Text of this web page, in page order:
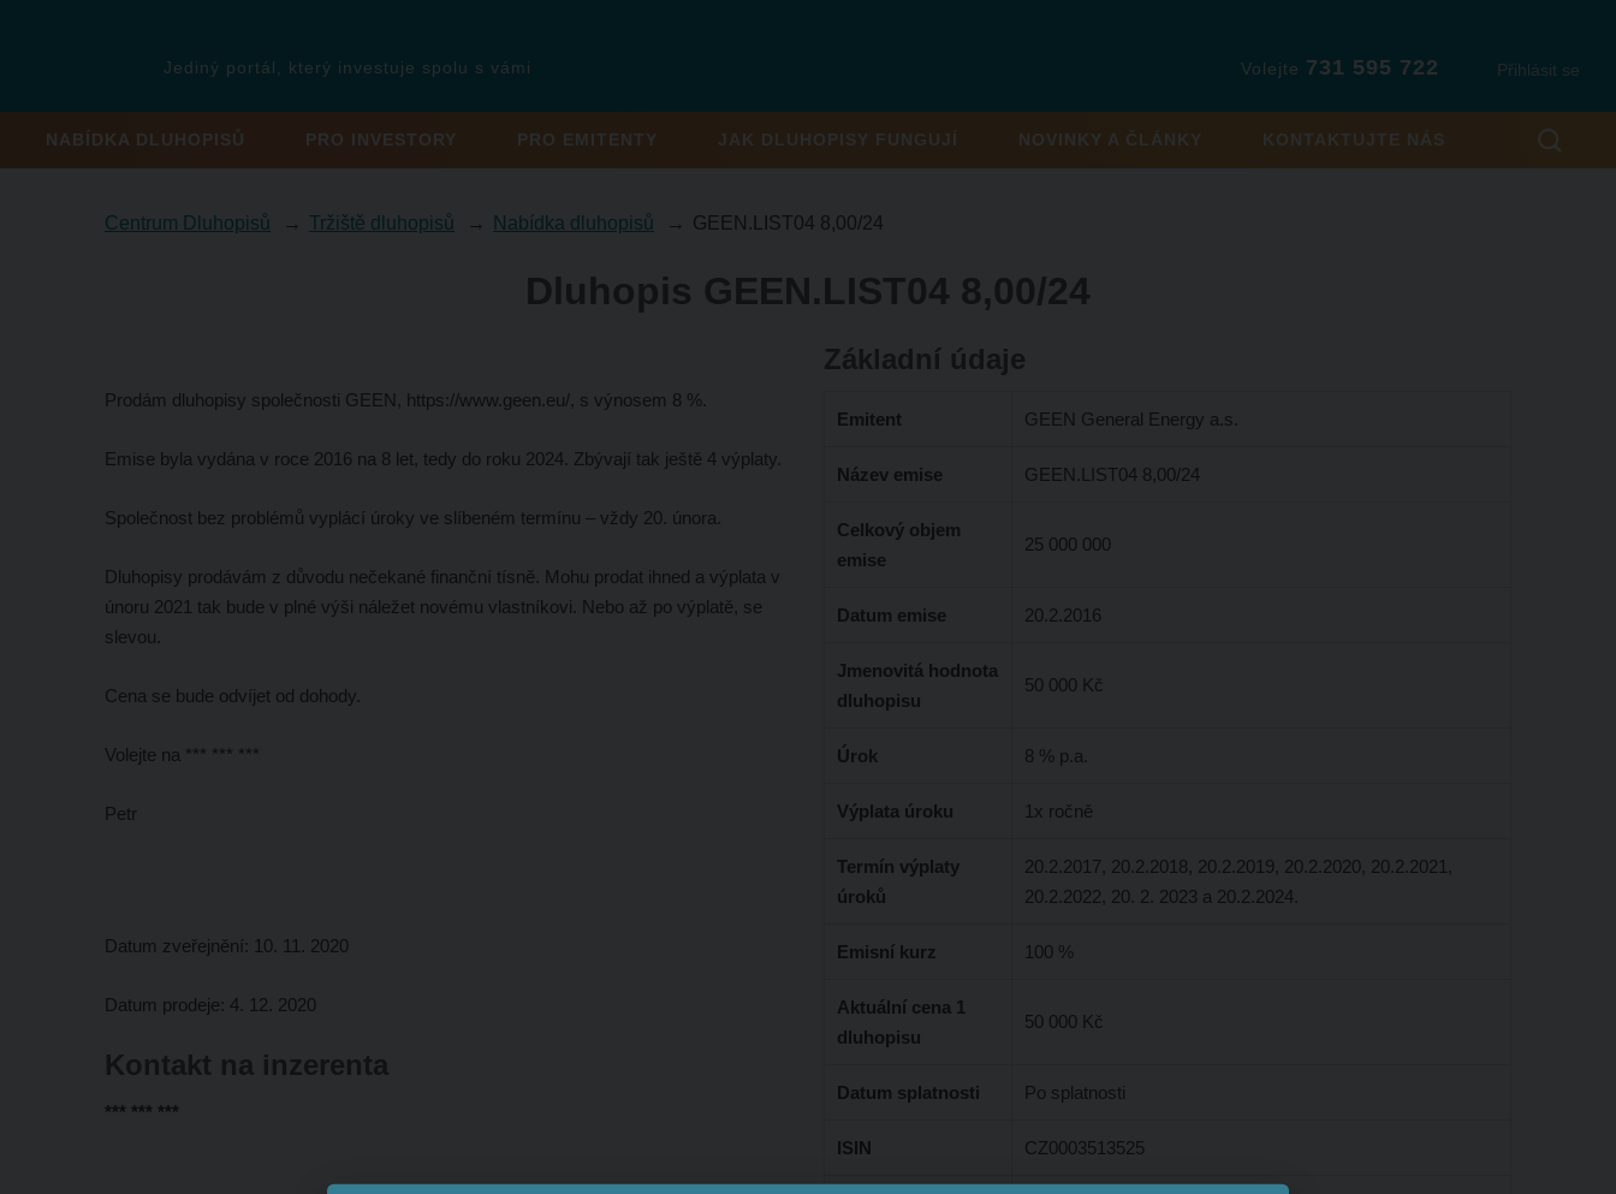
Jediný portál, který investuje spolu s vámi Přihlásit se
Volejte 731 595 722
NABÍDKA DLUHOPISŮ PRO INVESTORY PRO EMITENTY JAK DLUHOPISY FUNGUJÍ NOVINKY A ČLÁNKY KONTAKTUJTE NÁS
Centrum Dluhopisů Tržiště dluhopisů Nabídka dluhopisů GEEN.LIST04 8,00/24
Dluhopis GEEN.LIST04 8,00/24
Prodám dluhopisy společnosti GEEN, https://www.geen.eu/, s výnosem 8 %.
Emise byla vydána v roce 2016 na 8 let, tedy do roku 2024. Zbývají tak ještě 4 výplaty.
Společnost bez problémů vyplácí úroky ve slíbeném termínu – vždy 20. února.
Dluhopisy prodávám z důvodu nečekané finanční tísně. Mohu prodat ihned a výplata v
únoru 2021 tak bude v plné výši náležet novému vlastníkovi. Nebo až po výplatě, se
slevou.
Cena se bude odvíjet od dohody.
Volejte na *** *** ***
Petr
Datum zveřejnění: 10. 11. 2020
Datum prodeje: 4. 12. 2020
Kontakt na inzerenta
*** *** ***
Základní údaje
Emitent GEEN General Energy a.s.
Název emise GEEN.LIST04 8,00/24
Celkový objem
emise
25 000 000
Datum emise 20.2.2016
Jmenovitá hodnota
dluhopisu
50 000 Kč
Úrok 8 % p.a.
Výplata úroku 1x ročně
Termín výplaty
úroků
20.2.2017, 20.2.2018, 20.2.2019, 20.2.2020, 20.2.2021,
20.2.2022, 20. 2. 2023 a 20.2.2024.
Emisní kurz 100 %
Aktuální cena 1
dluhopisu
50 000 Kč
Datum splatnosti Po splatnosti
ISIN CZ0003513525